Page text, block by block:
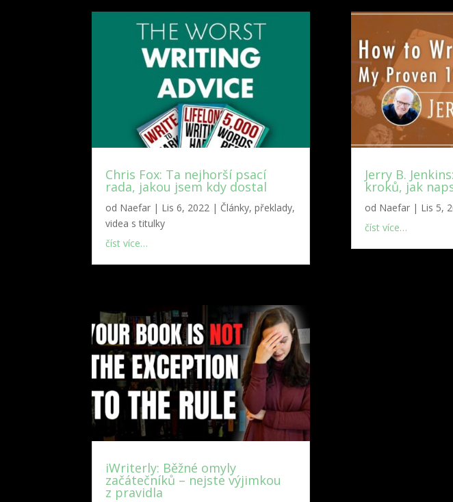
Chris Fox: Ta nejhorší psací
rada, jakou jsem kdy dostal
od Naefar | Lis 6, 2022 | Články, překlady,
videa s titulky
číst více…
iWriterly: Běžné omyly
začátečníků – nejste výjimkou
z pravidla
Jerry B.
kroků, jak
od Naefar| Lis 5,
číst více…